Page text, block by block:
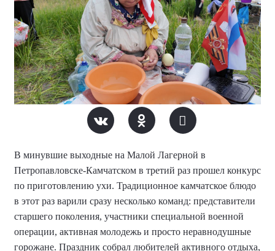
В минувшие выходные на Малой Лагерной в
Петропавловске-Камчатском в третий раз прошел конкурс
по приготовлению ухи. Традиционное камчатское блюдо
в этот раз варили сразу несколько команд: представители
старшего поколения, участники специальной военной
операции, активная молодежь и просто неравнодушные
горожане. Праздник собрал любителей активного отдыха,